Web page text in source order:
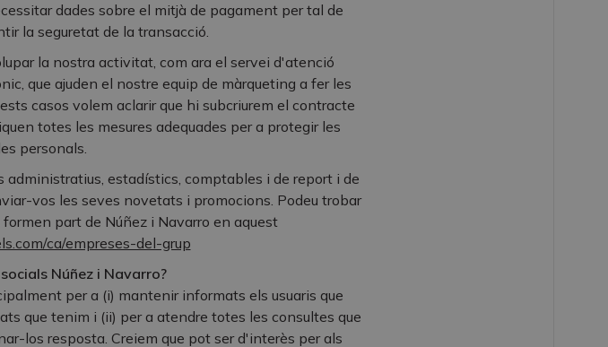
dades sobre el mitjà de pagament per tal de
la seguretat de la transacció.
la nostra activitat, com ara el servei d'atenció
que ajuden el nostre equip de màrqueting a fer les
casos volem aclarir que hi subcriurem el contracte
totes les mesures adequades per a protegir les
personals.
administratius, estadístics, comptables i de report i de
vos les seves novetats i promocions. Podeu trobar
part de Núñez i Navarro en aquest
ca/empreses-del-grup
Núñez i Navarro?
per a (i) mantenir informats els usuaris que
que tenim i (ii) per a atendre totes les consultes que
los resposta. Creiem que pot ser d'interès per als